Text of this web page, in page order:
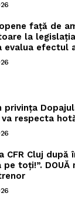
față de
la
evalua efectul
privința
respecta
CFR Cluj după
toți!”. DOUĂ